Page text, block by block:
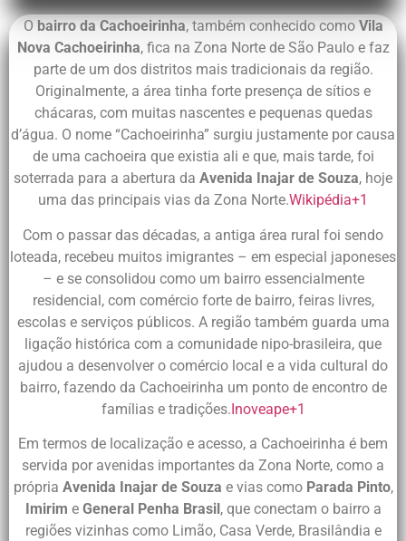
O bairro da Cachoeirinha, também conhecido como Vila
Nova Cachoeirinha, fica na Zona Norte de São Paulo e faz
parte de um dos distritos mais tradicionais da região.
Originalmente, a área tinha forte presença de sítios e
chácaras, com muitas nascentes e pequenas quedas
d’água. O nome “Cachoeirinha” surgiu justamente por causa
de uma cachoeira que existia ali e que, mais tarde, foi
soterrada para a abertura da Avenida Inajar de Souza, hoje
uma das principais vias da Zona Norte.Wikipédia+1
Com o passar das décadas, a antiga área rural foi sendo
loteada, recebeu muitos imigrantes – em especial japoneses
– e se consolidou como um bairro essencialmente
residencial, com comércio forte de bairro, feiras livres,
escolas e serviços públicos. A região também guarda uma
ligação histórica com a comunidade nipo-brasileira, que
ajudou a desenvolver o comércio local e a vida cultural do
bairro, fazendo da Cachoeirinha um ponto de encontro de
famílias e tradições.Inoveape+1
Em termos de localização e acesso, a Cachoeirinha é bem
servida por avenidas importantes da Zona Norte, como a
própria Avenida Inajar de Souza e vias como Parada Pinto,
Imirim e General Penha Brasil , que conectam o bairro a
regiões vizinhas como Limão, Casa Verde, Brasilândia e